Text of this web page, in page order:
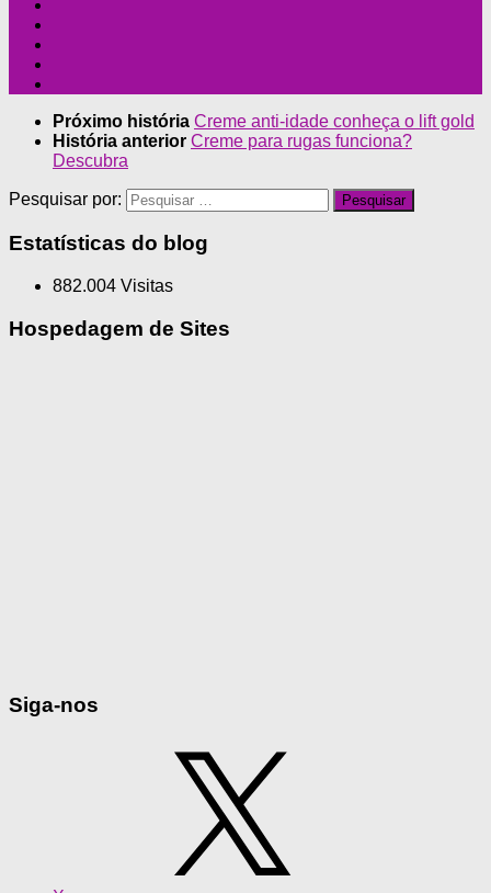
Próximo história Creme anti-idade conheça o lift gold
História anterior Creme para rugas funciona?
Descubra
Pesquisar por:
Estatísticas do blog
882.004 Visitas
Hospedagem de Sites
Siga-nos